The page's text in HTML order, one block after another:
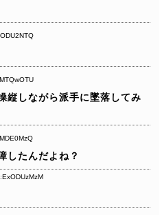
縦しながら派手に墜落してみ
したんだよね？